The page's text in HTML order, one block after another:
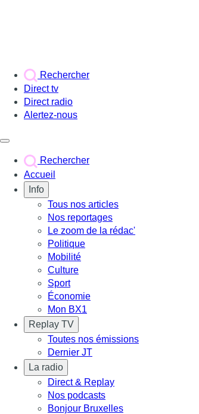
Rechercher
Direct tv
Direct radio
Alertez-nous
Rechercher
Accueil
Info
Tous nos articles
Nos reportages
Le zoom de la rédac'
Politique
Mobilité
Culture
Sport
Économie
Mon BX1
Replay TV
Toutes nos émissions
Dernier JT
La radio
Direct & Replay
Nos podcasts
Bonjour Bruxelles